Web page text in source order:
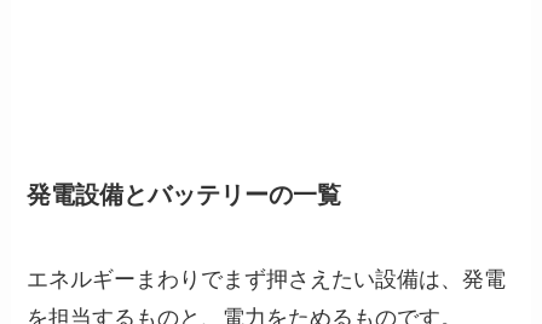
発電設備とバッテリーの一覧
エネルギーまわりでまず押さえたい設備は、発電
を担当するものと、電力をためるものです。